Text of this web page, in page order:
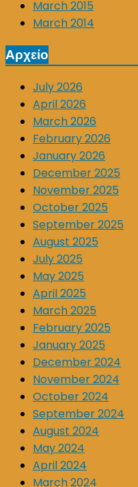
March 2015
March 2014
Αρχείο
July 2026
April 2026
March 2026
February 2026
January 2026
December 2025
November 2025
October 2025
September 2025
August 2025
July 2025
May 2025
April 2025
March 2025
February 2025
January 2025
December 2024
November 2024
October 2024
September 2024
August 2024
May 2024
April 2024
March 2024